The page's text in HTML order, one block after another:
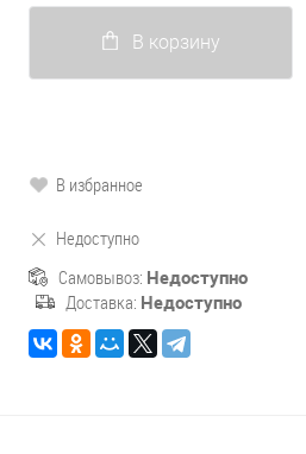
В корзину
В избранное
Недоступно
Самовывоз: Недоступно
Доставка: Недоступно